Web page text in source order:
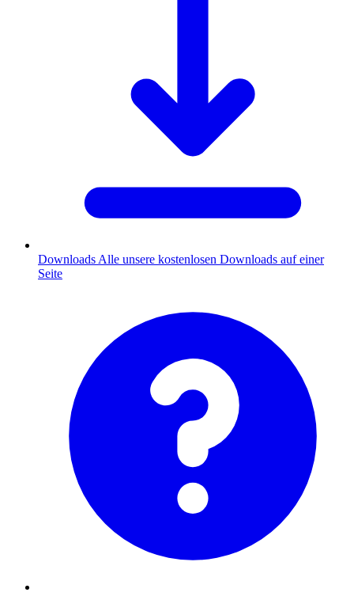
Downloads Alle unsere kostenlosen Downloads auf einer
Seite